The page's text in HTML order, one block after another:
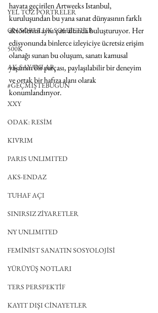
YEL TOZ PORTRELER
ON SORULUK SOHBETLER
500K
AK-SAYANLAR
#GEÇMİŞTEBUGÜN
XXY
ODAK: RESİM
KIVRIM
PARIS UNLIMITED
AKS-ENDAZ
TUHAF AÇI
SINIRSIZ ZİYARETLER
NY UNLIMITED
FEMİNİST SANATIN SOSYOLOJİSİ
YÜRÜYÜŞ NOTLARI
TERS PERSPEKTİF
KAYIT DIŞI CİNAYETLER
hayata geçirilen Artweeks Istanbul,
kuruluşundan bu yana sanat dünyasının farklı
aktörlerini aynı çatı altında buluşturuyor. Her
edisyonunda binlerce izleyiciye ücretsiz erişim
olanağı sunan bu oluşum, sanatı kamusal
yaşamın bir parçası, paylaşılabilir bir deneyim
ve ortak bir hafıza alanı olarak
konumlandırıyor.